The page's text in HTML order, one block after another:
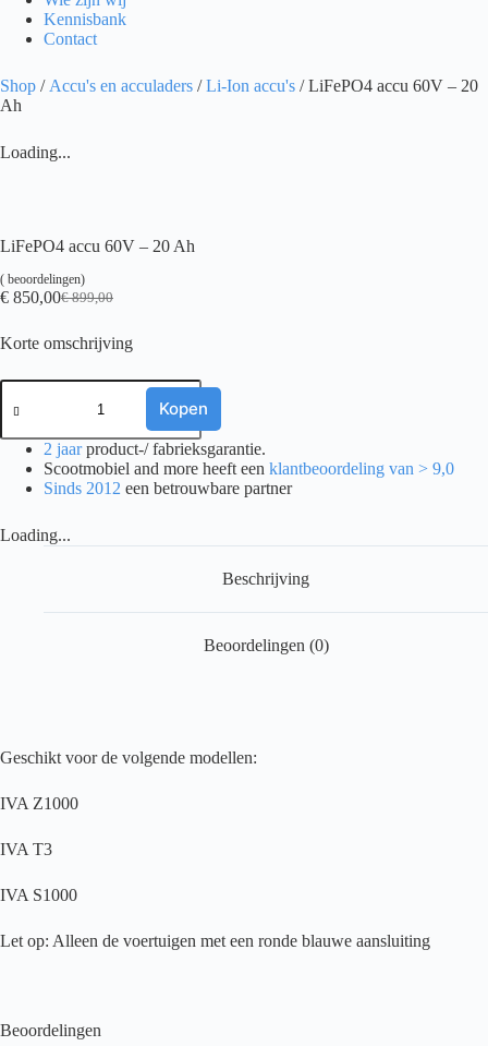
Kennisbank
Contact
Shop / Accu's en acculaders /Li-Ion accu's / LiFePO4 accu 60V – 20
Ah
Loading...
LiFePO4 accu 60V – 20 Ah
( beoordelingen)
€899,00
Oorspronkelijke
was:
€ 850,00Huidige
is:
Korte omschrijving
LiFePO4
accu
-
Kopen
2 jaarproduct-/ fabrieksgarantie.
Scootmobiel and more heeft een klantbeoordeling van > 9,0
Sinds 2012 een betrouwbare partner
Loading...
Beschrijving
Beoordelingen (0)
Geschikt voor de volgende modellen:
IVA Z1000
IVA T3
IVA S1000
Let op: Alleen de voertuigen met een ronde blauwe aansluiting
Beoordelingen